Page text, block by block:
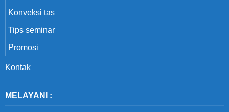
Konveksi tas
Tips seminar
Promosi
Kontak
MELAYANI :